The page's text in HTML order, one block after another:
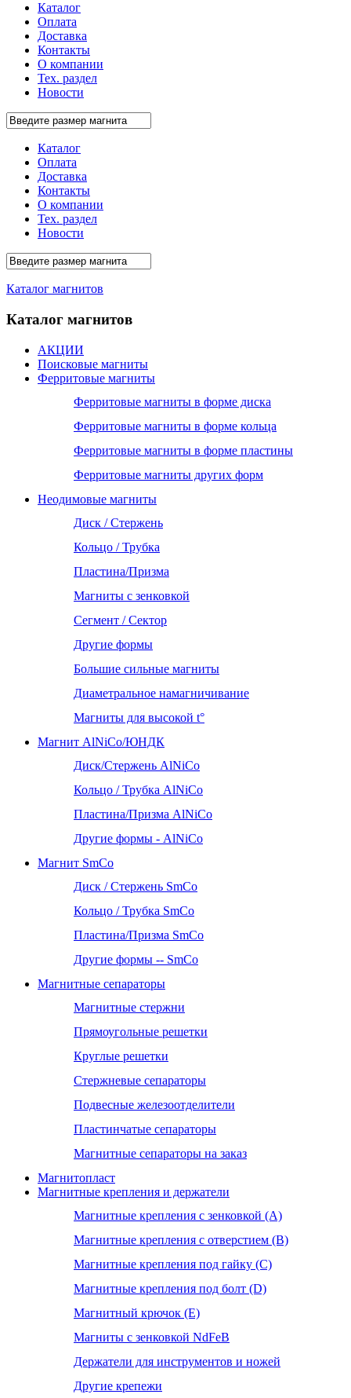
Каталог
Оплата
Доставка
Контакты
О компании
Тех. раздел
Новости
Каталог
Оплата
Доставка
Контакты
О компании
Тех. раздел
Новости
Каталог магнитов
Каталог магнитов
АКЦИИ
Поисковые магниты
Ферритовые магниты
Ферритовые магниты в форме диска
Ферритовые магниты в форме кольца
Ферритовые магниты в форме пластины
Ферритовые магниты других форм
Неодимовые магниты
Диск / Стержень
Кольцо / Трубка
Пластина/Призма
Магниты с зенковкой
Сегмент / Сектор
Другие формы
Большие сильные магниты
Диаметральное намагничивание
Магниты для высокой t°
Магнит AlNiCo/ЮНДК
Диск/Стержень AlNiCo
Кольцо / Трубка AlNiCo
Пластина/Призма AlNiCo
Другие формы - AlNiCo
Магнит SmCo
Диск / Стержень SmCo
Кольцо / Трубка SmCo
Пластина/Призма SmCo
Другие формы -- SmCo
Магнитные сепараторы
Магнитные стержни
Прямоугольные решетки
Круглые решетки
Стержневые сепараторы
Подвесные железоотделители
Пластинчатые сепараторы
Магнитные сепараторы на заказ
Магнитопласт
Магнитные крепления и держатели
Магнитные крепления с зенковкой (А)
Магнитные крепления с отверстием (В)
Магнитные крепления под гайку (С)
Магнитные крепления под болт (D)
Магнитный крючок (Е)
Магниты с зенковкой NdFeB
Держатели для инструментов и ножей
Другие крепежи